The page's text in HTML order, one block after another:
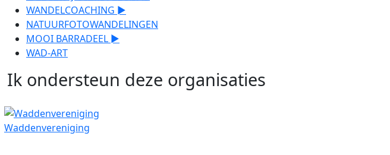
WANDELCOACHING ►
NATUURFOTOWANDELINGEN
MOOI BARRADEEL ►
WAD-ART
Ik ondersteun deze organisaties
Waddenvereniging